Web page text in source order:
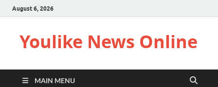
August 6, 2026
Youlike News Online
MAIN MENU